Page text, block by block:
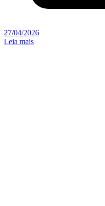
27/04/2026
Leia mais